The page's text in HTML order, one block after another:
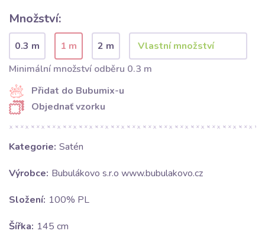
Množství:
0.3 m 1 m
2 m
Minimální množství odběru 0.3 m
Přidat do Bubumix-u
Objednať vzorku
Kategorie: Satén
Výrobce: Bubulákovo s.r.o www.bubulakovo.cz
Složení: 100% PL
Šířka: 145 cm